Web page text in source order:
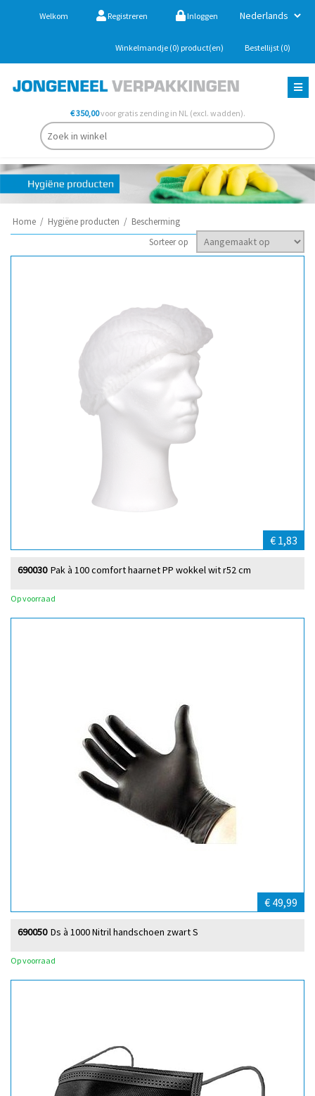
Welkom Registreren Inloggen
Winkelmandje (0) product(en) Bestellijst (0)
€ 350,00voor gratis zending in NL (excl. wadden).
Home / Hygiëne producten / Bescherming
Sorteer op
€ 1,83
Pak à 100 comfort haarnet PP wokkel wit r52 cm
690030
Op voorraad
€ 49,99
Ds à 1000 Nitril handschoen zwart S
690050
Op voorraad